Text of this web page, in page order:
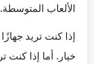
الألعاب المتوسطة.
إذا كنت تريد
خيار. أما إذا كنت